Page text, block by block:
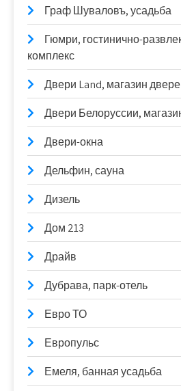
Граф Шуваловъ, усадьба
Гюмри, гостинично-
комплекс
Двери Land, магазин
Двери Белоруссии,
Двери-окна
Дельфин, сауна
Дизель
Дом 213
Драйв
Дубрава, парк-отель
Евро ТО
Европульс
Емеля, банная усадьба